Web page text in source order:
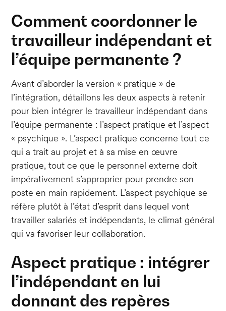
Comment coordonner le
travailleur indépendant et
l’équipe permanente ?
Avant d’aborder la version « pratique » de
l’intégration, détaillons les deux aspects à retenir
pour bien intégrer le travailleur indépendant dans
l’équipe permanente : l’aspect pratique et l’aspect
« psychique ». L’aspect pratique concerne tout ce
qui a trait au projet et à sa mise en œuvre
pratique, tout ce que le personnel externe doit
impérativement s’approprier pour prendre son
poste en main rapidement. L’aspect psychique se
réfère plutôt à l’état d’esprit dans lequel vont
travailler salariés et indépendants, le climat général
qui va favoriser leur collaboration.
Aspect pratique : intégrer
l’indépendant en lui
donnant des repères